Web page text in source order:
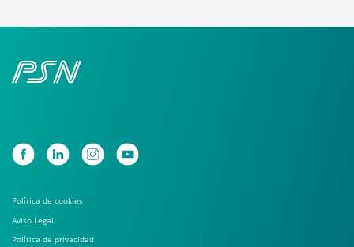
Política de cookies
Aviso Legal
Política de privacidad